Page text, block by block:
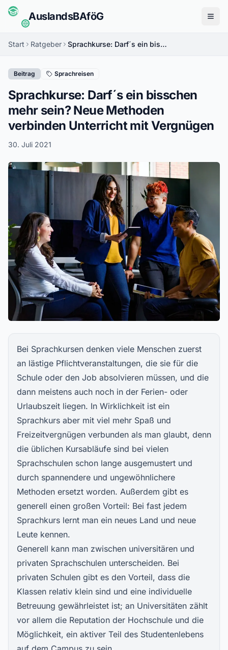
AuslandsBAföG
Start Ratgeber Sprachkurse: Darf´s ein bisschen mehr sein? Neue Methoden verbinden Unterricht mit Vergnügen
Beitrag Sprachreisen
Sprachkurse: Darf´s ein bisschen
mehr sein? Neue Methoden
verbinden Unterricht mit Vergnügen
30. Juli 2021
Bei Sprachkursen denken viele Menschen zuerst
an lästige Pflichtveranstaltungen, die sie für die
Schule oder den Job absolvieren müssen, und die
dann meistens auch noch in der Ferien- oder
Urlaubszeit liegen. In Wirklichkeit ist ein
Sprachkurs aber mit viel mehr Spaß und
Freizeitvergnügen verbunden als man glaubt, denn
die üblichen Kursabläufe sind bei vielen
Sprachschulen schon lange ausgemustert und
durch spannendere und ungewöhnlichere
Methoden ersetzt worden. Außerdem gibt es
generell einen großen Vorteil: Bei fast jedem
Sprachkurs lernt man ein neues Land und neue
Leute kennen.
Generell kann man zwischen universitären und
privaten Sprachschulen unterscheiden. Bei
privaten Schulen gibt es den Vorteil, dass die
Klassen relativ klein sind und eine individuelle
Betreuung gewährleistet ist; an Universitäten zählt
vor allem die Reputation der Hochschule und die
Möglichkeit, ein aktiver Teil des Studentenlebens